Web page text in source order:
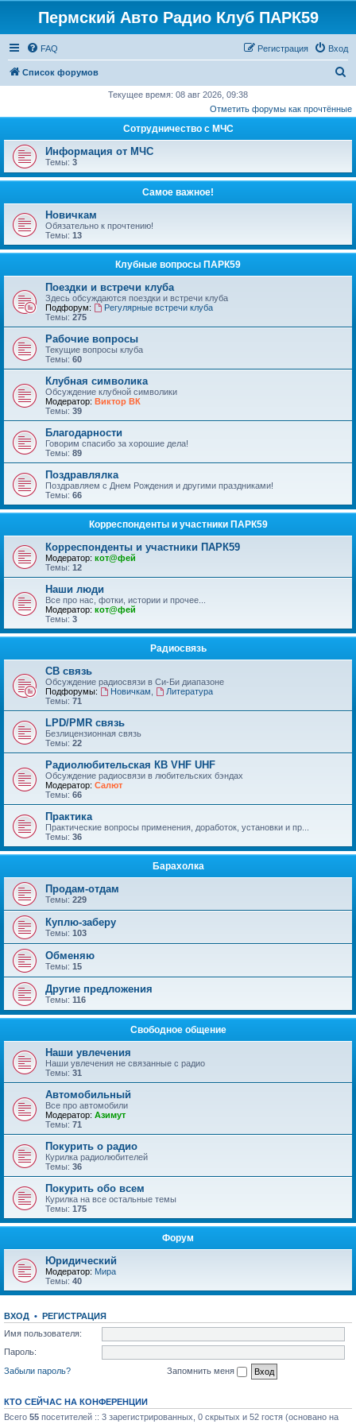
Пермский Авто Радио Клуб ПАРК59
FAQ Вход
Регистрация
Список форумов
и
Текущее время: 08 авг 2026, 09:38
Отметить форумы как прочтённые
Сотрудничество с МЧС
Информация от МЧС
Темы: 3
Самое важное!
Новичкам
Обязательно к прочтению!
Темы: 13
Клубные вопросы ПАРК59
Поездки и встречи клуба
Здесь обсуждаются поездки и встречи клуба
Подфорум:
Регулярные встречи клуба
Темы: 275
Рабочие вопросы
Текущие вопросы клуба
Темы: 60
Клубная символика
Обсуждение клубной символики
Модератор: Виктор ВК
Темы: 39
Благодарности
Говорим спасибо за хорошие дела!
Темы: 89
Поздравлялка
Поздравляем с Днем Рождения и другими праздниками!
Темы: 66
Корреспонденты и участники ПАРК59
Корреспонденты и участники ПАРК59
Модератор: кот@фей
Темы: 12
Наши люди
Все про нас, фотки, истории и прочее...
Модератор: кот@фей
Темы: 3
Радиосвязь
СВ связь
Обсуждение радиосвязи в Си-Би диапазоне
Подфорумы:
Новичкам
Литература
Темы: 71
LPD/PMR связь
Безлицензионная связь
Темы: 22
Радиолюбительская КВ VHF UHF
Обсуждение радиосвязи в любительских бэндах
Модератор: Салют
Темы: 66
Практика
Практические вопросы применения, доработок, установки и пр...
Темы: 36
Барахолка
Продам-отдам
Темы: 229
Куплю-заберу
Темы: 103
Обменяю
Темы: 15
Другие предложения
Темы: 116
Свободное общение
Наши увлечения
Наши увлечения не связанные с радио
Темы: 31
Автомобильный
Все про автомобили
Модератор: Азимут
Темы: 71
Покурить о радио
Курилка радиолюбителей
Темы: 36
Покурить обо всем
Курилка на все остальные темы
Темы: 175
Форум
Юридический
Модератор: Мира
Темы: 40
ВХОД • РЕГИСТРАЦИЯ
Имя пользователя:
Пароль:
Забыли пароль?
Запомнить меня
КТО СЕЙЧАС НА КОНФЕРЕНЦИИ
Всего 55 посетителей :: 3 зарегистрированных, 0 скрытых и 52 гостя (основано на